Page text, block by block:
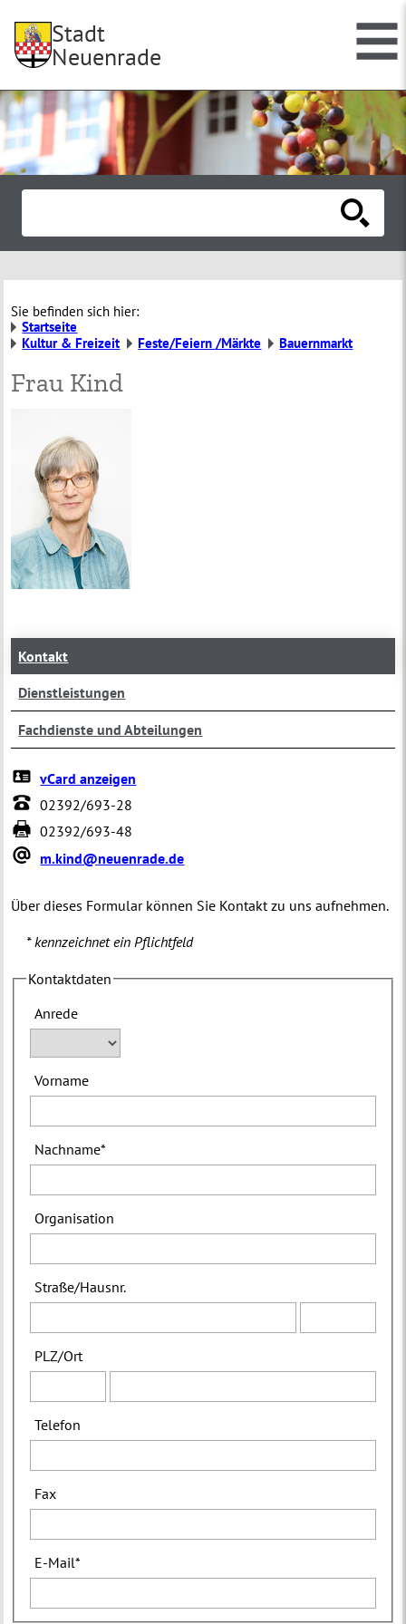
Stadt
Neuenrade
Sie befinden sich hier:
Startseite
Kultur & Freizeit
Feste/Feiern /Märkte Bauernmarkt
Frau Kind
Kontakt
Dienstleistungen
Fachdienste und Abteilungen
vCard anzeigen
02392/693-28
02392/693-48
m.kind@neuenrade.de
Über dieses Formular können Sie Kontakt zu uns aufnehmen.
* kennzeichnet ein Pflichtfeld
Kontaktdaten
Anrede
Vorname
Nachname*
Organisation
Straße/Hausnr.
PLZ/Ort
Telefon
Fax
E-Mail*